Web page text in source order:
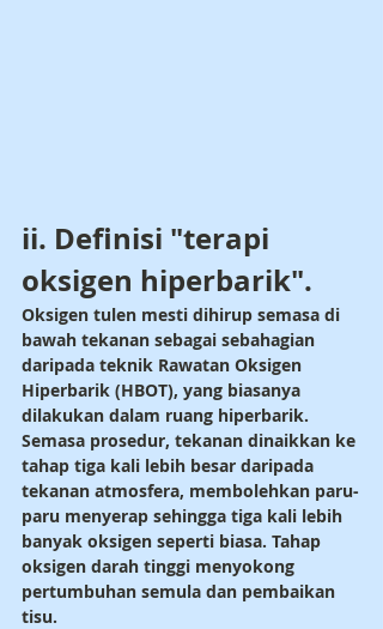
ii. Definisi "terapi
oksigen hiperbarik".
Oksigen tulen mesti dihirup semasa di
bawah tekanan sebagai sebahagian
daripada teknik Rawatan Oksigen
Hiperbarik (HBOT), yang biasanya
dilakukan dalam ruang hiperbarik.
Semasa prosedur, tekanan dinaikkan ke
tahap tiga kali lebih besar daripada
tekanan atmosfera, membolehkan paru-
paru menyerap sehingga tiga kali lebih
banyak oksigen seperti biasa. Tahap
oksigen darah tinggi menyokong
pertumbuhan semula dan pembaikan
tisu.